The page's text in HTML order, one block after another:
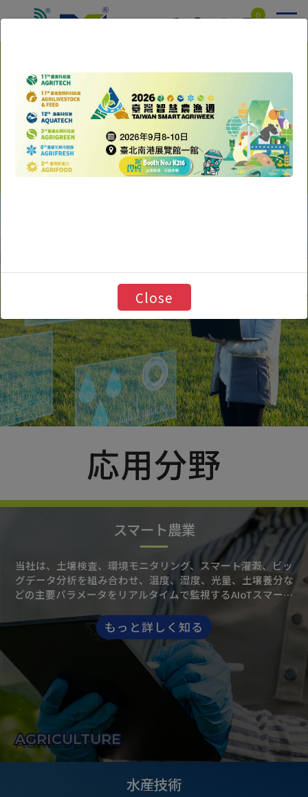
0
台湾の専門機器およびIoTス
マートデバイスの製造・輸
出業者
計測機器の開発と設計における25年以上の
経験
台湾の専門機器およびIoTス
マートデバイスの製造・輸
出業者
計測機器の開発と設計における25年以上の
経験
応用分野
AGRICULTURE
スマート農業
当社は、土壌検査、環境モニタリング、スマート灌漑、ビッ
グデータ分析を組み合わせ、温度、湿度、光量、土壌養分な
どの主要パラメータをリアルタイムで監視するAIoTスマート
農業機器の開発に注力しています。当社の機器は、データに
基づいて水と肥料の供給をインテリジェントに調整する自動
制御システムを内蔵しており、作物の収量と品質を向上させ
ながら資源の無駄を削減します。遠隔モニタリングと精密農
業技術を通じて、農家の効率向上、低炭素で持続可能な農業
の実現、そしてスマート農業管理への移行を支援します。
もっと詳しく知る
水産技術
Close
クッキー利用の管理について